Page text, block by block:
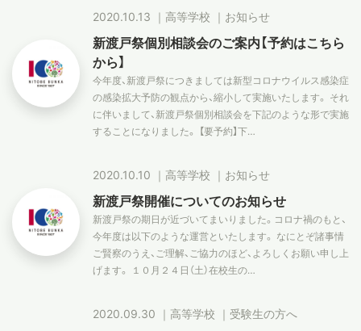
2020.10.13 ｜ 高等学校 ｜ お知らせ
新渡戸祭個別相談会のご案内【予約はこちら
から】
今年度、新渡戸祭につきましては新型コロナウイルス感染症
の感染拡大予防の観点から、縮小して実施いたします。 それ
に伴いまして、新渡戸祭個別相談会を下記のような形で実施
することになりました。 【要予約】下…
2020.10.10 ｜ 高等学校 ｜ お知らせ
新渡戸祭開催についてのお知らせ
新渡戸祭の期日が近づいてまいりました。コロナ禍のもと、
今年度は以下のような運営といたします。 なにとぞ諸事情
ご賢察のうえ、ご理解、ご協力のほど、よろしくお願い申し上
げます。 １０月２４日（土）在校生の…
2020.09.30 ｜ 高等学校 ｜ 受験生の方へ